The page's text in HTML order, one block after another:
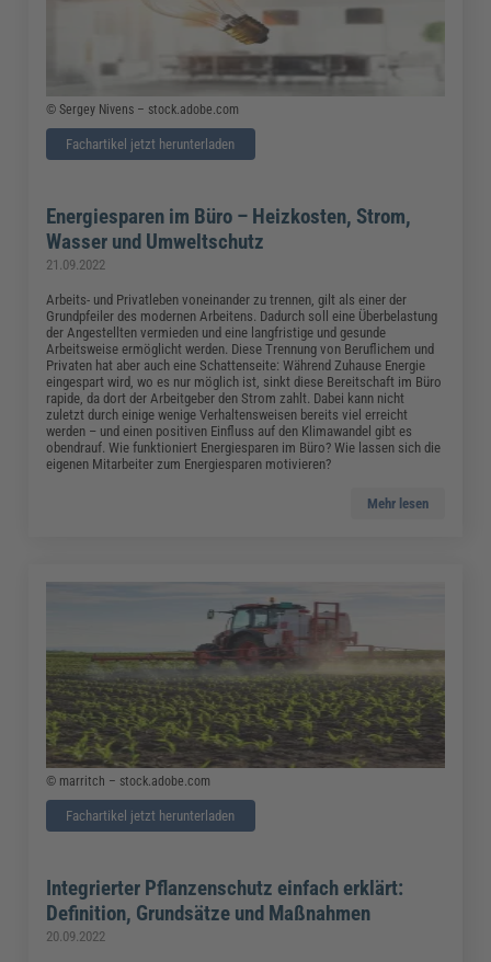
© Sergey Nivens – stock.adobe.com
Fachartikel jetzt herunterladen
Energiesparen im Büro – Heizkosten, Strom,
Wasser und Umweltschutz
21.09.2022
Arbeits- und Privatleben voneinander zu trennen, gilt als einer der
Grundpfeiler des modernen Arbeitens. Dadurch soll eine Überbelastung
der Angestellten vermieden und eine langfristige und gesunde
Arbeitsweise ermöglicht werden. Diese Trennung von Beruflichem und
Privaten hat aber auch eine Schattenseite: Während Zuhause Energie
eingespart wird, wo es nur möglich ist, sinkt diese Bereitschaft im Büro
rapide, da dort der Arbeitgeber den Strom zahlt. Dabei kann nicht
zuletzt durch einige wenige Verhaltensweisen bereits viel erreicht
werden – und einen positiven Einfluss auf den Klimawandel gibt es
obendrauf. Wie funktioniert Energiesparen im Büro? Wie lassen sich die
eigenen Mitarbeiter zum Energiesparen motivieren?
Mehr lesen
© marritch – stock.adobe.com
Fachartikel jetzt herunterladen
Integrierter Pflanzenschutz einfach erklärt:
Definition, Grundsätze und Maßnahmen
20.09.2022